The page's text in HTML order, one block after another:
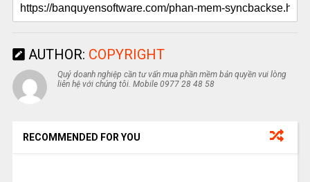
AUTHOR: COPYRIGHT
Quý doanh nghiệp cần tư vấn mua phần mềm bản quyền vui lòng
liên hệ với chúng tôi. Mobile 0977 28 48 58
RECOMMENDED FOR YOU